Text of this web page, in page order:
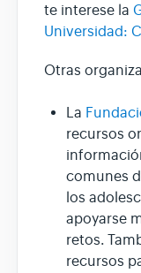
te interese la
Universidad:
Otras
La
recursos
comunes
los
apoyarse
retos.
recursos